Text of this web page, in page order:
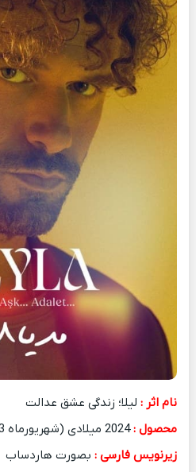
نام اثر :لیلا؛ زندگی عشق عدالت
محصول :2024 میلادی (شهریورماه 1403)
زیرنویس فارسی :بصورت هاردساب